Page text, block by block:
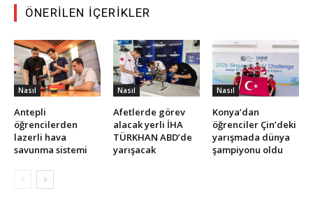
ÖNERILEN İÇERIKLER
Nasıl
Antepli
öğrencilerden
lazerli hava
savunma sistemi
Nasıl
Afetlerde görev
alacak yerli İHA
TÜRKHAN ABD’de
yarışacak
Nasıl
Konya’dan
öğrenciler Çin’deki
yarışmada dünya
şampiyonu oldu